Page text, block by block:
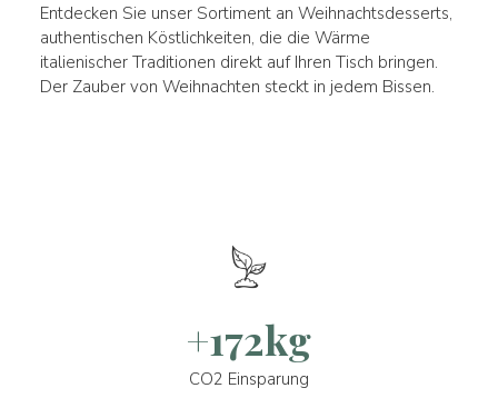
Entdecken Sie unser Sortiment an Weihnachtsdesserts,
authentischen Köstlichkeiten, die die Wärme
italienischer Traditionen direkt auf Ihren Tisch bringen.
Der Zauber von Weihnachten steckt in jedem Bissen.
+172kg
CO2 Einsparung